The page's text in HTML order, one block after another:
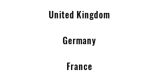
United Kingdom
Germany
France